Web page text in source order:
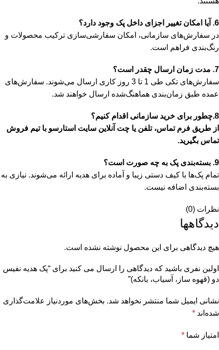
6. آیا امکان تغییر اجزای داخل پک وجود دارد؟
در سفارش‌های سازمانی، امکان سفارشی‌سازی ترکیب محصولات و
رنگ‌بندی فراهم است.
7. مدت زمان ارسال چقدر است؟
سفارش‌های تکی طی 1 تا 3 روز کاری ارسال می‌شوند. سفارش‌های
عمده طبق زمان‌بندی هماهنگ‌شده ارسال خواهند شد.
8.چطور برای خرید سازمانی اقدام کنیم؟
از طریق فرم تماس، تلفن یا چت آنلاین سایت استارسو با تیم فروش
تماس بگیرید.
9. بسته‌بندی پک به چه صورت است؟
تمام پک‌ها با کیف دستی زیبا و آماده برای هدیه ارائه می‌شوند. نیازی به
بسته‌بندی اضافه نیست.
نظرات (0)
دیدگاهها
هیچ دیدگاهی برای این محصول نوشته نشده است.
اولین نفری باشید که دیدگاهی را ارسال می کنید برای “پک هدیه نفیس
دو (قهوه ساز، آسیاب، بانکه)”
نشانی ایمیل شما منتشر نخواهد شد. بخش‌های موردنیاز علامت‌گذاری
شده‌اند *
امتیاز شما *